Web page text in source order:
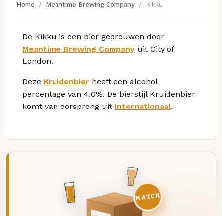
Home Meantime Brewing Company Kikku
De Kikku is een bier gebrouwen door
Meantime Brewing Company uit City of
London.
Deze Kruidenbier heeft een alcohol
percentage van 4.0%. De bierstijl Kruidenbier
komt van oorsprong uit Internationaal.
MATCH